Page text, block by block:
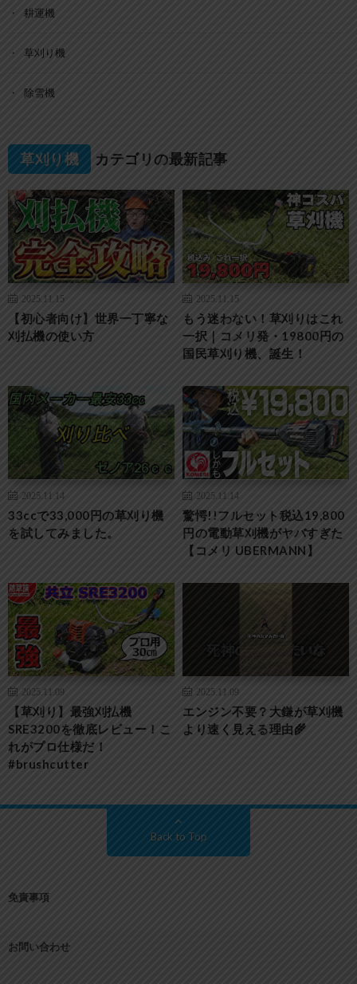
耕運機
草刈り機
除雪機
草刈り機 カテゴリの最新記事
2025.11.15
【初心者向け】世界一丁寧な
刈払機の使い方
2025.11.15
もう迷わない！草刈りはこれ
一択｜コメリ発・19800円の
国民草刈り機、誕生！
2025.11.14
33ccで33,000円の草刈り機
を試してみました。
2025.11.14
驚愕!!フルセット税込19,800
円の電動草刈機がヤバすぎた
【コメリ UBERMANN】
2025.11.09
【草刈り】最強刈払機
SRE3200を徹底レビュー！こ
れがプロ仕様だ！
#brushcutter
2025.11.09
エンジン不要？大鎌が草刈機
より速く見える理由🌾
Back to Top
免責事項
お問い合わせ